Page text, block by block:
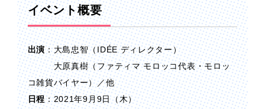
イベント概要
出演：大島忠智（IDÉE ディレクター）
大原真樹（ファティマ モロッコ代表・モロッ
コ雑貨バイヤー）／他
日程：2021年9月9日（木）